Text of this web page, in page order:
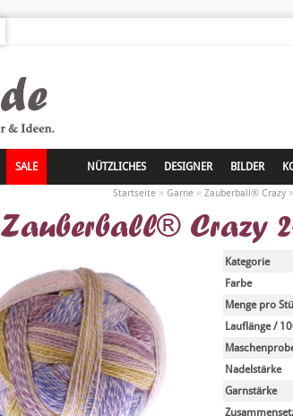
SALE NÜTZLICHES DESIGNER BILDER
Startseite » Garne » Zauberball® Crazy »
Zauberball® Crazy
Kategorie
Farbe
Menge pro
Lauflänge /
Nadelstärke
Garnstärke